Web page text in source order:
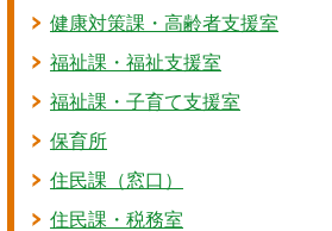
健康対策課・高齢者支援室
福祉課・福祉支援室
福祉課・子育て支援室
保育所
住民課（窓口）
住民課・税務室